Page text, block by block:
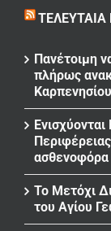
Πανέτοιμη
πλήρως
Καρπενησίου
ασθενοφόρα
Το Μετόχι
του Αγίου